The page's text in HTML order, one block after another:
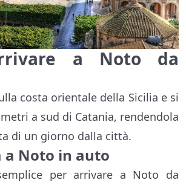
a Noto da
costa orientale della Sicilia e si
a sud di Catania, rendendola
di un giorno dalla città.
a Noto in auto
per arrivare a Noto da